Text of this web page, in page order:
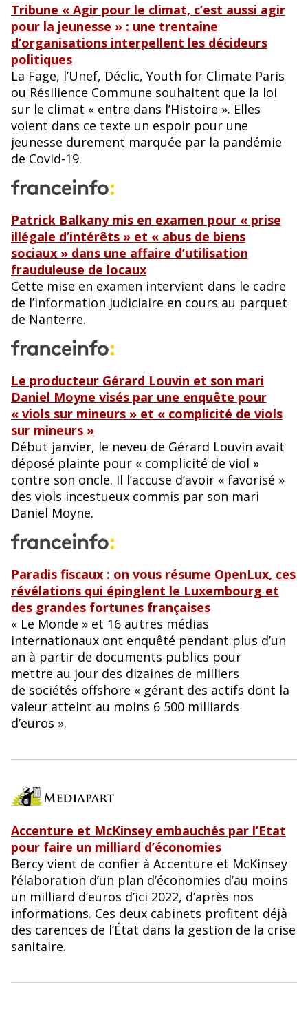
Tribune « Agir pour le climat, c’est aussi agir
pour la jeunesse » : une trentaine
d’organisations interpellent les décideurs
politiques
La Fage, l’Unef, Déclic, Youth for Climate Paris
ou Résilience Commune souhaitent que la loi
sur le climat « entre dans l’Histoire ». Elles
voient dans ce texte un espoir pour une
jeunesse durement marquée par la pandémie
de Covid-19.
Patrick Balkany mis en examen pour « prise
illégale d’intérêts » et « abus de biens
sociaux » dans une affaire d’utilisation
frauduleuse de locaux
Cette mise en examen intervient dans le cadre
de l’information judiciaire en cours au parquet
de Nanterre.
Le producteur Gérard Louvin et son mari
Daniel Moyne visés par une enquête pour
« viols sur mineurs » et « complicité de viols
sur mineurs »
Début janvier, le neveu de Gérard Louvin avait
déposé plainte pour « complicité de viol »
contre son oncle. Il l’accuse d’avoir « favorisé »
des viols incestueux commis par son mari
Daniel Moyne.
Paradis fiscaux : on vous résume OpenLux, ces
révélations qui épinglent le Luxembourg et
des grandes fortunes françaises
« Le Monde » et 16 autres médias
internationaux ont enquêté pendant plus d’un
an à partir de documents publics pour
mettre au jour des dizaines de milliers
de sociétés offshore « gérant des actifs dont la
valeur atteint au moins 6 500 milliards
d’euros ».
Accenture et McKinsey embauchés par l’Etat
pour faire un milliard d’économies
Bercy vient de confier à Accenture et McKinsey
l’élaboration d’un plan d’économies d’au moins
un milliard d’euros d’ici 2022, d’après nos
informations. Ces deux cabinets profitent déjà
des carences de l’État dans la gestion de la crise
sanitaire.